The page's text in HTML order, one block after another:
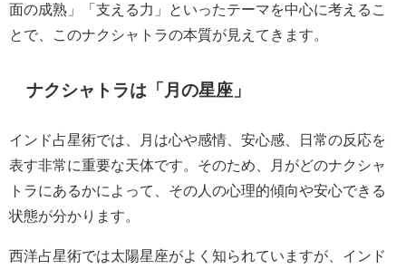
面の成熟」「支える力」といったテーマを中心に考えるこ
とで、このナクシャトラの本質が見えてきます。
ナクシャトラは「月の星座」
インド占星術では、月は心や感情、安心感、日常の反応を
表す非常に重要な天体です。そのため、月がどのナクシャ
トラにあるかによって、その人の心理的傾向や安心できる
状態が分かります。
西洋占星術では太陽星座がよく知られていますが、インド